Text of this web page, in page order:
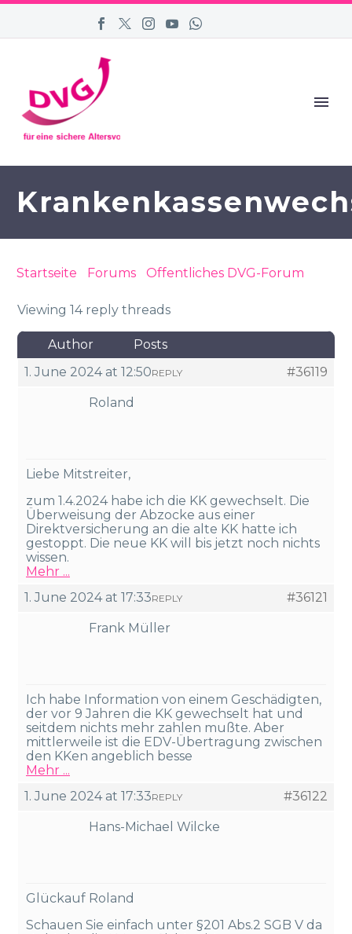
Startseite Forums Öffentliches DVG-Forum
Viewing 14 reply threads
Author
Posts
1. June 2024 at 12:50
#36119
REPLY
Roland
Liebe Mitstreiter,
zum 1.4.2024 habe ich die KK gewechselt. Die
Überweisung der Abzocke aus einer
Direktversicherung an die alte KK hatte ich
gestoppt. Die neue KK will bis jetzt noch nichts
wissen.
Mehr ...
1. June 2024 at 17:33
#36121
REPLY
Frank Müller
Ich habe Information von einem Geschädigten,
der vor 9 Jahren die KK gewechselt hat und
seitdem nichts mehr zahlen mußte. Aber
mittlerweile ist die EDV-Übertragung zwischen
den KKen angeblich besse
Mehr ...
1. June 2024 at 17:33
#36122
REPLY
Hans-Michael Wilcke
Glückauf Roland
Schauen Sie einfach unter §201 Abs.2 SGB V da